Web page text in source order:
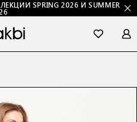
SPRING 2026 И SUMMER